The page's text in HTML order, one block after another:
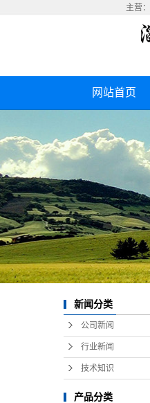
主营：
网站首页
新闻分类
公司新闻
行业新闻
技术知识
产品分类